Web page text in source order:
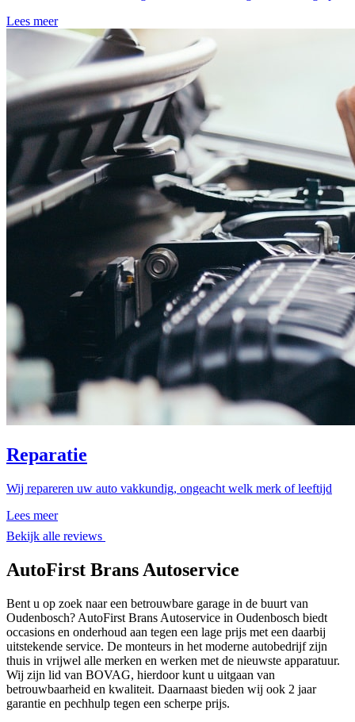
Lees meer
Reparatie
Wij repareren uw auto vakkundig, ongeacht welk merk of leeftijd
Lees meer
Bekijk alle reviews
AutoFirst Brans Autoservice
Bent u op zoek naar een betrouwbare garage in de buurt van
Oudenbosch? AutoFirst Brans Autoservice in Oudenbosch biedt
occasions en onderhoud aan tegen een lage prijs met een daarbij
uitstekende service. De monteurs in het moderne autobedrijf zijn
thuis in vrijwel alle merken en werken met de nieuwste apparatuur.
Wij zijn lid van BOVAG, hierdoor kunt u uitgaan van
betrouwbaarheid en kwaliteit. Daarnaast bieden wij ook 2 jaar
garantie en pechhulp tegen een scherpe prijs.